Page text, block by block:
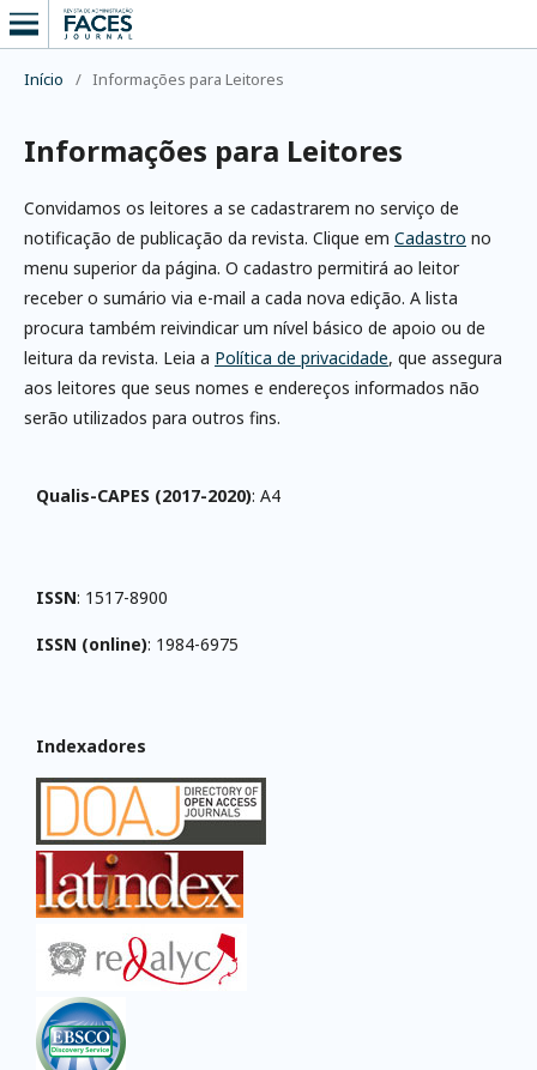
Início / Informações para Leitores
Informações para Leitores
Convidamos os leitores a se cadastrarem no serviço de
notificação de publicação da revista. Clique em Cadastro no
menu superior da página. O cadastro permitirá ao leitor
receber o sumário via e-mail a cada nova edição. A lista
procura também reivindicar um nível básico de apoio ou de
leitura da revista. Leia a Política de privacidade, que assegura
aos leitores que seus nomes e endereços informados não
serão utilizados para outros fins.
Qualis-CAPES (2017-2020): A4
ISSN: 1517-8900
ISSN (online): 1984-6975
Indexadores